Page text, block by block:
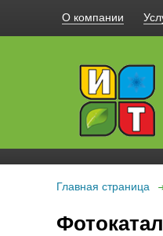
О компании
Главная страница